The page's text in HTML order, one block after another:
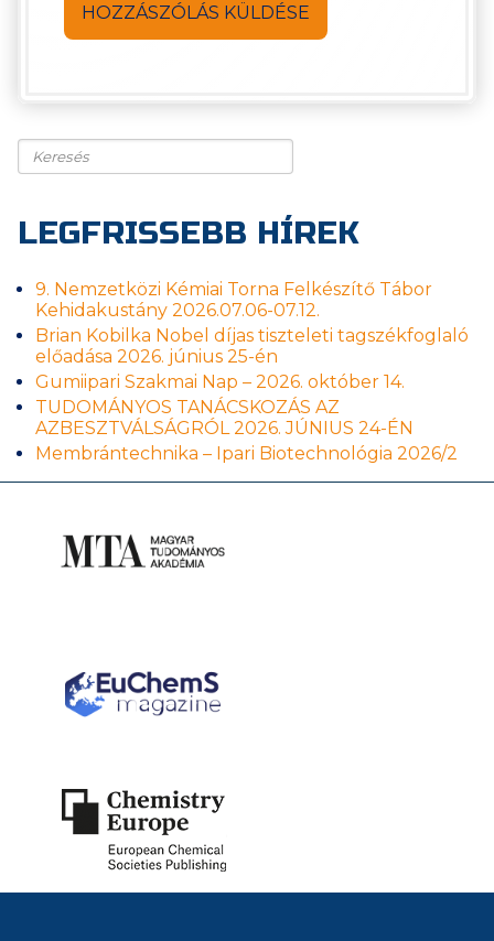
Keresés
LEGFRISSEBB HÍREK
9. Nemzetközi Kémiai Torna Felkészítő Tábor
Kehidakustány 2026.07.06-07.12.
Brian Kobilka Nobel díjas tiszteleti tagszékfoglaló
előadása 2026. június 25-én
Gumiipari Szakmai Nap – 2026. október 14.
TUDOMÁNYOS TANÁCSKOZÁS AZ
AZBESZTVÁLSÁGRÓL 2026. JÚNIUS 24-ÉN
Membrántechnika – Ipari Biotechnológia 2026/2